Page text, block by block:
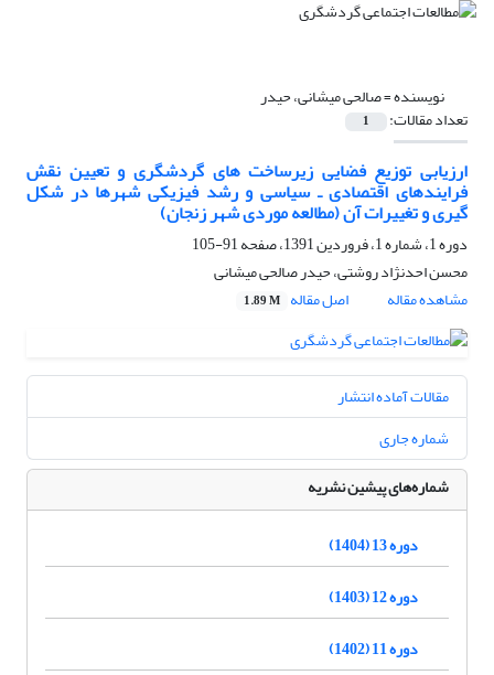
نویسنده =صالحی میشانی، حیدر
تعداد مقالات: 1
ارزیابی توزیع فضایی زیرساخت های گردشگری و تعیین نقش
فرایندهای اقتصادی ـ سیاسی و رشد فیزیکی شهرها در شکل
گیری و تغییرات آن (مطالعه موردی شهر زنجان)
دوره 1، شماره 1، فروردین 1391، صفحه
91-105
محسن احدنژاد روشتی، حیدر صالحی میشانی
مشاهده مقاله
اصل مقاله 1.89 M
مقالات آماده انتشار
شماره جاری
شماره‌های پیشین نشریه
دوره 13 (1404)
دوره 12 (1403)
دوره 11 (1402)